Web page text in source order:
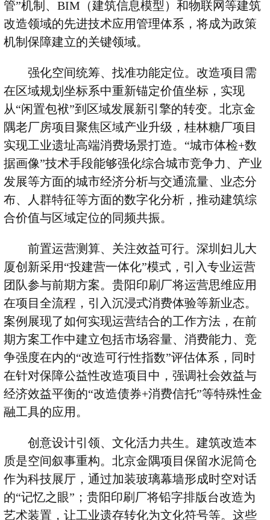
管”机制、 BIM（建筑信息模型）和物联网等建筑
改造领域的先进技术应用管理体系，将成为政策
机制保障建立的关键领域。
强化空间统筹、找准功能定位。改造项目需
在区域规划坐标系中重新锚定价值坐标，实现
从“闲置包袱”到区域发展新引擎的转变。北京金
隅老厂房项目聚焦区域产业升级，桂林糖厂项目
实现工业遗址高端消费场景打造。“城市体检+数
据画像”技术手段能够强化综合城市竞争力、产业
发展等方面的城市经济分析与交通流量、业态分
布、人群特征等方面的数字化分析，推动建筑综
合价值与区域定位的同频共振。
前置运营测算、关注效益可行。深圳妇儿大
厦创新采用“投建营一体化”模式，引入专业运营
团队参与前期方案。贵阳印刷厂将运营思维应用
在项目全流程，引入沉浸式消费体验等新业态。
案例展现了如何实现运营结合的工作方法，在前
期方案工作中建立包括市场容量、消费能力、竞
争强度在内的“改造可行性指数”评估体系，同时
在针对保障公益性改造项目中，强调社会效益与
经济效益平衡的“改造债券+消费信托”等特殊性金
融工具的应用。
创意设计引领、文化活力共生。建筑改造本
质是空间叙事重构。北京金隅项目保留水泥筒仓
作为科技展厅，通过加装玻璃幕墙形成时空对话
的“记忆之眼”；贵阳印刷厂将铅字排版台改造为
艺术装置，让工业遗存转化为文化符号等。这些